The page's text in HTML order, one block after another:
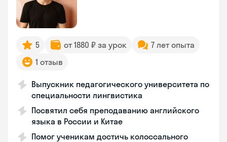
5 от 1880 ₽ за урок
7 лет опыта
1 отзыв
Выпускник педагогического университета по
специальности лингвистика
Посвятил себя преподаванию английского
языка в России и Китае
Помог ученикам достичь колоссального